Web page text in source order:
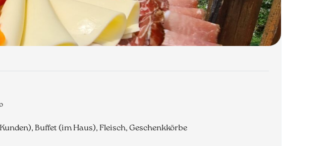
Buffet (im Haus), Fleisch, Geschenkkörbe